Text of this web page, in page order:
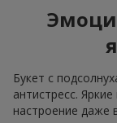
Букет с
антистресс.
настроение даже